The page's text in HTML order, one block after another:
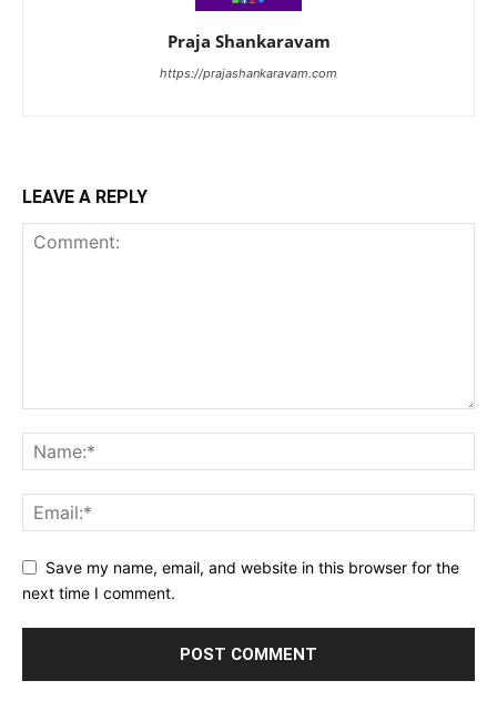
Praja Shankaravam
https://prajashankaravam.com
LEAVE A REPLY
Save my name, email, and website in this browser for the
next time I comment.